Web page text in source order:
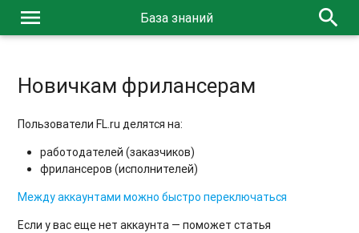
menu База знаний search
Новичкам фрилансерам
Пользователи FL.ru делятся на:
работодателей (заказчиков)
фрилансеров (исполнителей)
Между аккаунтами можно быстро переключаться
Если у вас еще нет аккаунта — поможет статья